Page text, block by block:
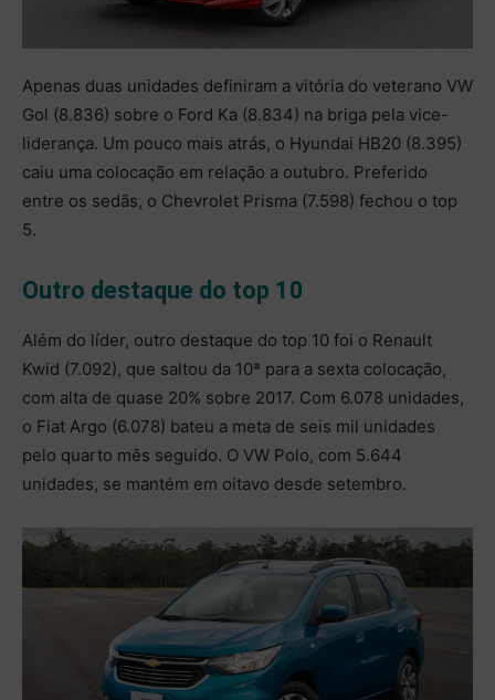
Apenas duas unidades definiram a vitória do veterano VW
Gol (8.836) sobre o Ford Ka (8.834) na briga pela vice-
liderança. Um pouco mais atrás, o Hyundai HB20 (8.395)
caiu uma colocação em relação a outubro. Preferido
entre os sedãs, o Chevrolet Prisma (7.598) fechou o top
5.
Outro destaque do top 10
Além do líder, outro destaque do top 10 foi o Renault
Kwid (7.092), que saltou da 10ª para a sexta colocação,
com alta de quase 20% sobre 2017. Com 6.078 unidades,
o Fiat Argo (6.078) bateu a meta de seis mil unidades
pelo quarto mês seguido. O VW Polo, com 5.644
unidades, se mantém em oitavo desde setembro.